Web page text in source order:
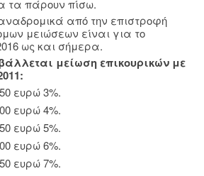
τα πάρουν πίσω.
από την επιστροφή
μειώσεων είναι για το
ως και σήμερα.
μείωση επικουρικών με
ευρώ 3%.
ευρώ 4%.
ευρώ 5%.
ευρώ 6%.
ευρώ 7%.